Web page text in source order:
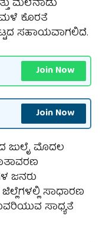
ಮಲೆನಾಡು
ಕೊರತೆ
ಸಹಾಯವಾಗಲಿದೆ.
Join Now
Join Now
ಜುಲೈ ಮೊದಲ
ಜನರು
ಸಾಧಾರಣ
ಸಾಧ್ಯತೆ